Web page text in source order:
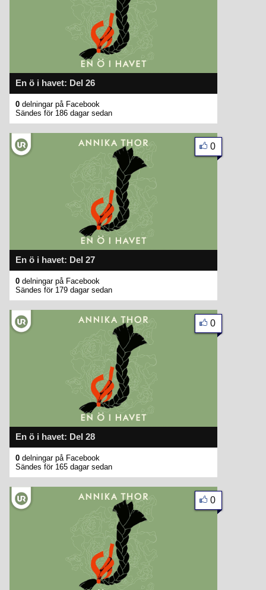
En ö i havet: Del 26
0 delningar på Facebook
Sändes för 186 dagar sedan
En ö i havet: Del 27
0
0 delningar på Facebook
Sändes för 179 dagar sedan
En ö i havet: Del 28
0
0 delningar på Facebook
Sändes för 165 dagar sedan
0